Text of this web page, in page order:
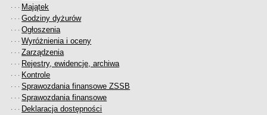
· · · Majątek
· · ·Godziny dyżurów
· · ·Ogłoszenia
· · ·Wyróżnienia i oceny
· · ·Zarządzenia
· · · Rejestry, ewidencje, archiwa
· · · Kontrole
· · ·Sprawozdania finansowe ZSSB
· · ·Sprawozdania finansowe
· · · Deklaracja dostępności